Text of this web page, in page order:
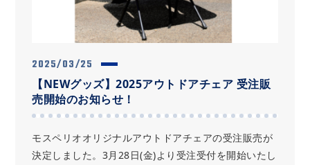
2025/03/25
【NEWグッズ】2025アウトドアチェア 受注販
売開始のお知らせ！
モスペリオオリジナルアウトドアチェアの受注販売が
決定しました。3月28日(金)より受注受付を開始いたし